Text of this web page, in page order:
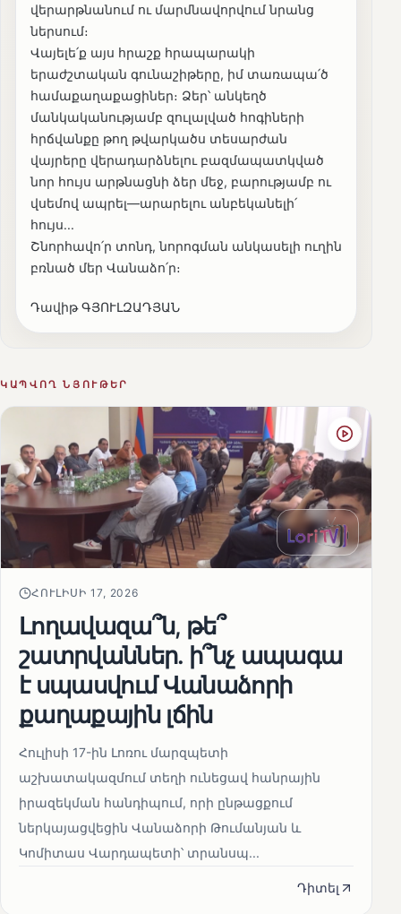
վերարթնանում ու մարմնավորվում նրանց
ներսում։
Վայելե՛ք այս հրաշք հրապարակի
երաժշտական գունաշիթերը, իմ տառապա՛ծ
համաքաղաքացիներ։ Ձեր՝ անկեղծ
մանկականությամբ զուլալված հոգիների
հրճվանքը թող թվարկածս տեսարժան
վայրերը վերադարձնելու բազմապատկված
նոր հույս արթնացնի ձեր մեջ, բարությամբ ու
վսեմով ապրել—արարելու անբեկանելի՛
հույս...
Շնորհավո՛ր տոնդ, նորոգման անկասելի ուղին
բռնած մեր Վանաձո՛ր։
Դավիթ ԳՅՈՒԼԶԱԴՅԱՆ
ԿԱՊՎՈՂ ՆՅՈՒԹԵՐ
ՀՈՒԼԻՍԻ 17, 2026
Լողավազա՞ն, թե՞
շատրվաններ. ի՞նչ ապագա
է սպասվում Վանաձորի
քաղաքային լճին
Հուլիսի 17-ին Լոռու մարզպետի
աշխատակազմում տեղի ունեցավ հանրային
իրազեկման հանդիպում, որի ընթացքում
ներկայացվեցին Վանաձորի Թումանյան և
Կոմիտաս Վարդապետի՝ տրանսպ...
Դիտել